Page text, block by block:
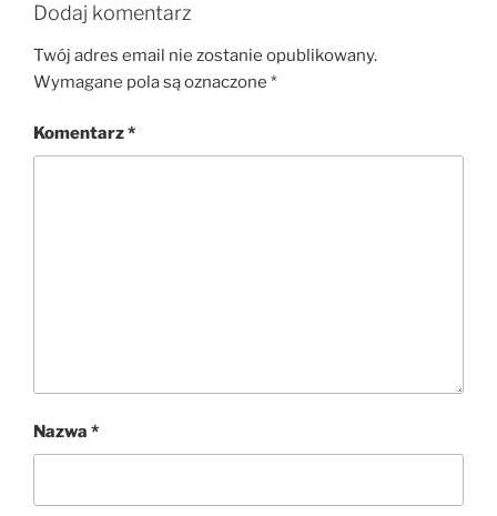
Dodaj komentarz
Twój adres email nie zostanie opublikowany.
Wymagane pola są oznaczone *
Komentarz*
Nazwa *